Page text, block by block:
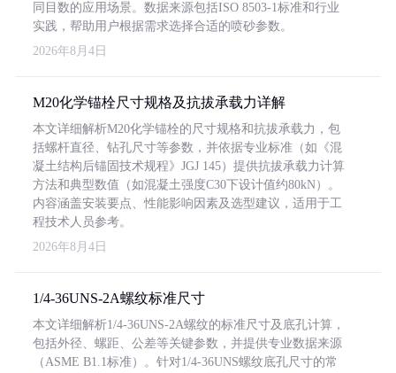
同目数的应用场景。数据来源包括ISO 8503-1标准和行业
实践，帮助用户根据需求选择合适的喷砂参数。
2026年8月4日
M20化学锚栓尺寸规格及抗拔承载力详解
本文详细解析M20化学锚栓的尺寸规格和抗拔承载力，包
括螺杆直径、钻孔尺寸等参数，并依据专业标准（如《混
凝土结构后锚固技术规程》JGJ 145）提供抗拔承载力计算
方法和典型数值（如混凝土强度C30下设计值约80kN）。
内容涵盖安装要点、性能影响因素及选型建议，适用于工
程技术人员参考。
2026年8月4日
1/4-36UNS-2A螺纹标准尺寸
本文详细解析1/4-36UNS-2A螺纹的标准尺寸及底孔计算，
包括外径、螺距、公差等关键参数，并提供专业数据来源
（ASME B1.1标准）。针对1/4-36UNS螺纹底孔尺寸的常